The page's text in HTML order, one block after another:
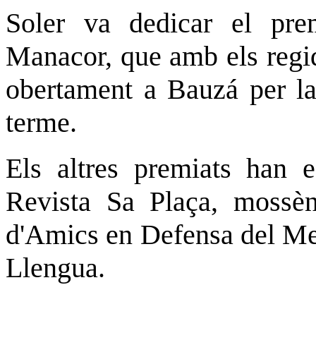
Soler va dedicar el
Manacor, que amb els
obertament a Bauzá per
terme.
Els altres premiats han
Revista Sa Plaça,
d'Amics en Defensa del
Llengua.